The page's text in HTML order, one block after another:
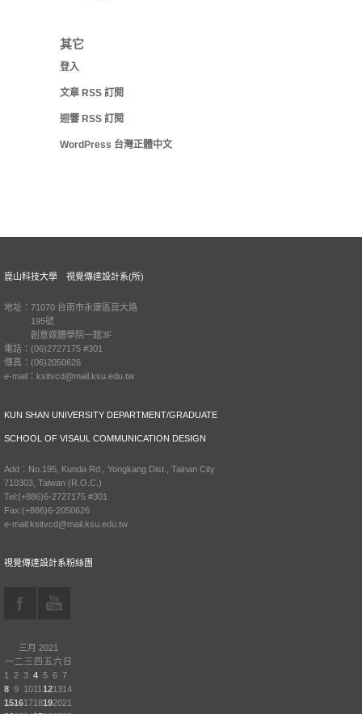
其它
登入
文章 RSS 訂閱
迴響 RSS 訂閱
WordPress 台灣正體中文
崑山科技大學 視覺傳達設計系(所)
地址：71070 台南市永康區崑大路
195號
創意媒體學院一館3F
電話：(06)2727175 #301
傳真：(06)2050626
e-mail：ksitvcd@mail.ksu.edu.tw
KUN SHAN UNIVERSITY DEPARTMENT/GRADUATE
SCHOOL OF VISAUL COMMUNICATION DESIGN
Add：No.195, Kunda Rd., Yongkang Dist., Tainan City
710303, Taiwan (R.O.C.)
Tel:(+886)6-2727175 #301
Fax:(+886)6-2050626
e-mail:ksitvcd@mail.ksu.edu.tw
視覺傳達設計系粉絲團
三月 2021
一 二 三 四 五六 日
1
2 3 4 5 6 7
8 9 1011 121314
15161718192021